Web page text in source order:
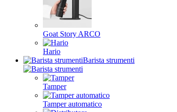
Goat Story ARCO
Hario
Barista strumenti
Tamper
Tamper automatico